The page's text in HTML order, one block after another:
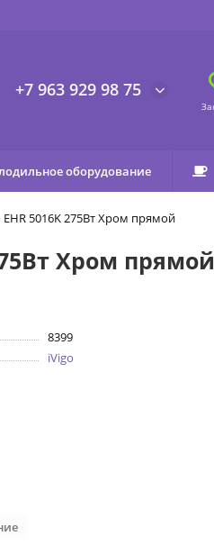
+7 963 929 98 75
оборудование
5016K 275Вт Хром прямой
Хром прямой
8399
iVigo